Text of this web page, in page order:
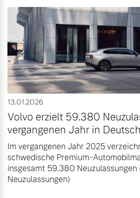
13.01.2026
Volvo erzielt 59.380
vergangenen Jahr in
Im vergangenen Jahr 2025
schwedische Premium-
insgesamt 59.380
Neuzulassungen)